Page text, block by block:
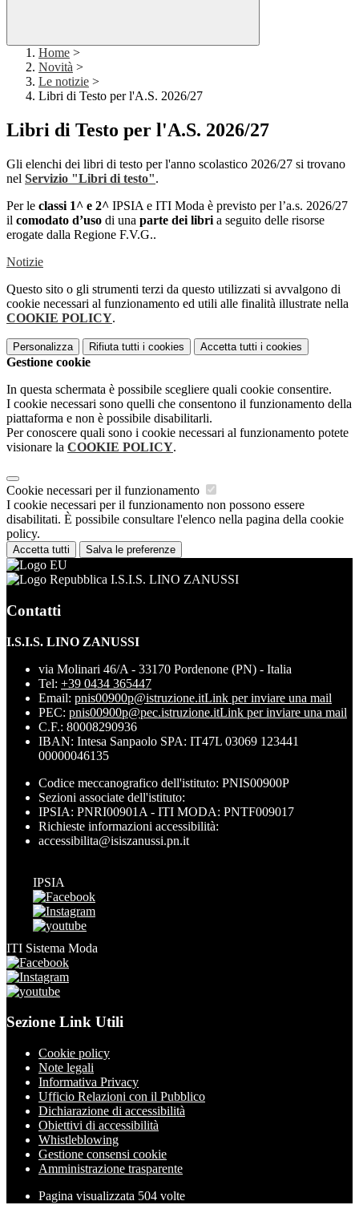
Home >
Novità >
Le notizie >
Libri di Testo per l'A.S. 2026/27
Libri di Testo per l'A.S. 2026/27
Gli elenchi dei libri di testo per l'anno scolastico 2026/27 si trovano
nel Servizio "Libri di testo".
Per le classi 1^ e 2^ IPSIA e ITI Moda è previsto per l’a.s. 2026/27
il comodato d’uso di una parte dei libri a seguito delle risorse
erogate dalla Regione F.V.G..
Notizie
Questo sito o gli strumenti terzi da questo utilizzati si avvalgono di
cookie necessari al funzionamento ed utili alle finalità illustrate nella
COOKIE POLICY.
Personalizza Rifiuta tutti i cookies Accetta tutti i cookies
Gestione cookie
In questa schermata è possibile scegliere quali cookie consentire.
I cookie necessari sono quelli che consentono il funzionamento della
piattaforma e non è possibile disabilitarli.
Per conoscere quali sono i cookie necessari al funzionamento potete
visionare la COOKIE POLICY.
Cookie necessari per il funzionamento
I cookie necessari per il funzionamento non possono essere
disabilitati. È possibile consultare l'elenco nella pagina della cookie
policy.
Accetta tutti Salva le preferenze
I.S.I.S. LINO ZANUSSI
Contatti
I.S.I.S. LINO ZANUSSI
via Molinari 46/A - 33170 Pordenone (PN) - Italia
Tel: +39 0434 365447
Email: pnis00900p@istruzione.itLink per inviare una mail
PEC: pnis00900p@pec.istruzione.itLink per inviare una mail
C.F.: 80008290936
IBAN: Intesa Sanpaolo SPA: IT47L 03069 123441
00000046135
Codice meccanografico dell'istituto: PNIS00900P
Sezioni associate dell'istituto:
IPSIA: PNRI00901A - ITI MODA: PNTF009017
Richieste informazioni accessibilità:
accessibilita@isiszanussi.pn.it
IPSIA
ITI Sistema Moda
Sezione Link Utili
Cookie policy
Note legali
Informativa Privacy
Ufficio Relazioni con il Pubblico
Dichiarazione di accessibilità
Obiettivi di accessibilità
Whistleblowing
Gestione consensi cookie
Amministrazione trasparente
Pagina visualizzata 504 volte